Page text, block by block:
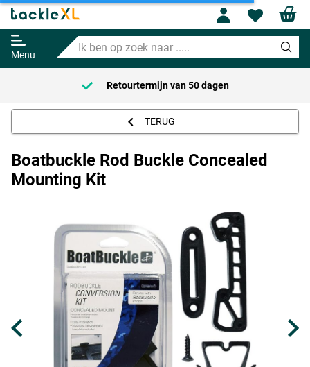
Menu
Ik
ben
op
zoek
naar
Profile
Boatbuckle Rod Buckle
Concealed Mounting Kit
16.95
Retourtermijn van 50 dagen
TERUG
Boatbuckle Rod Buckle Concealed
Mounting Kit